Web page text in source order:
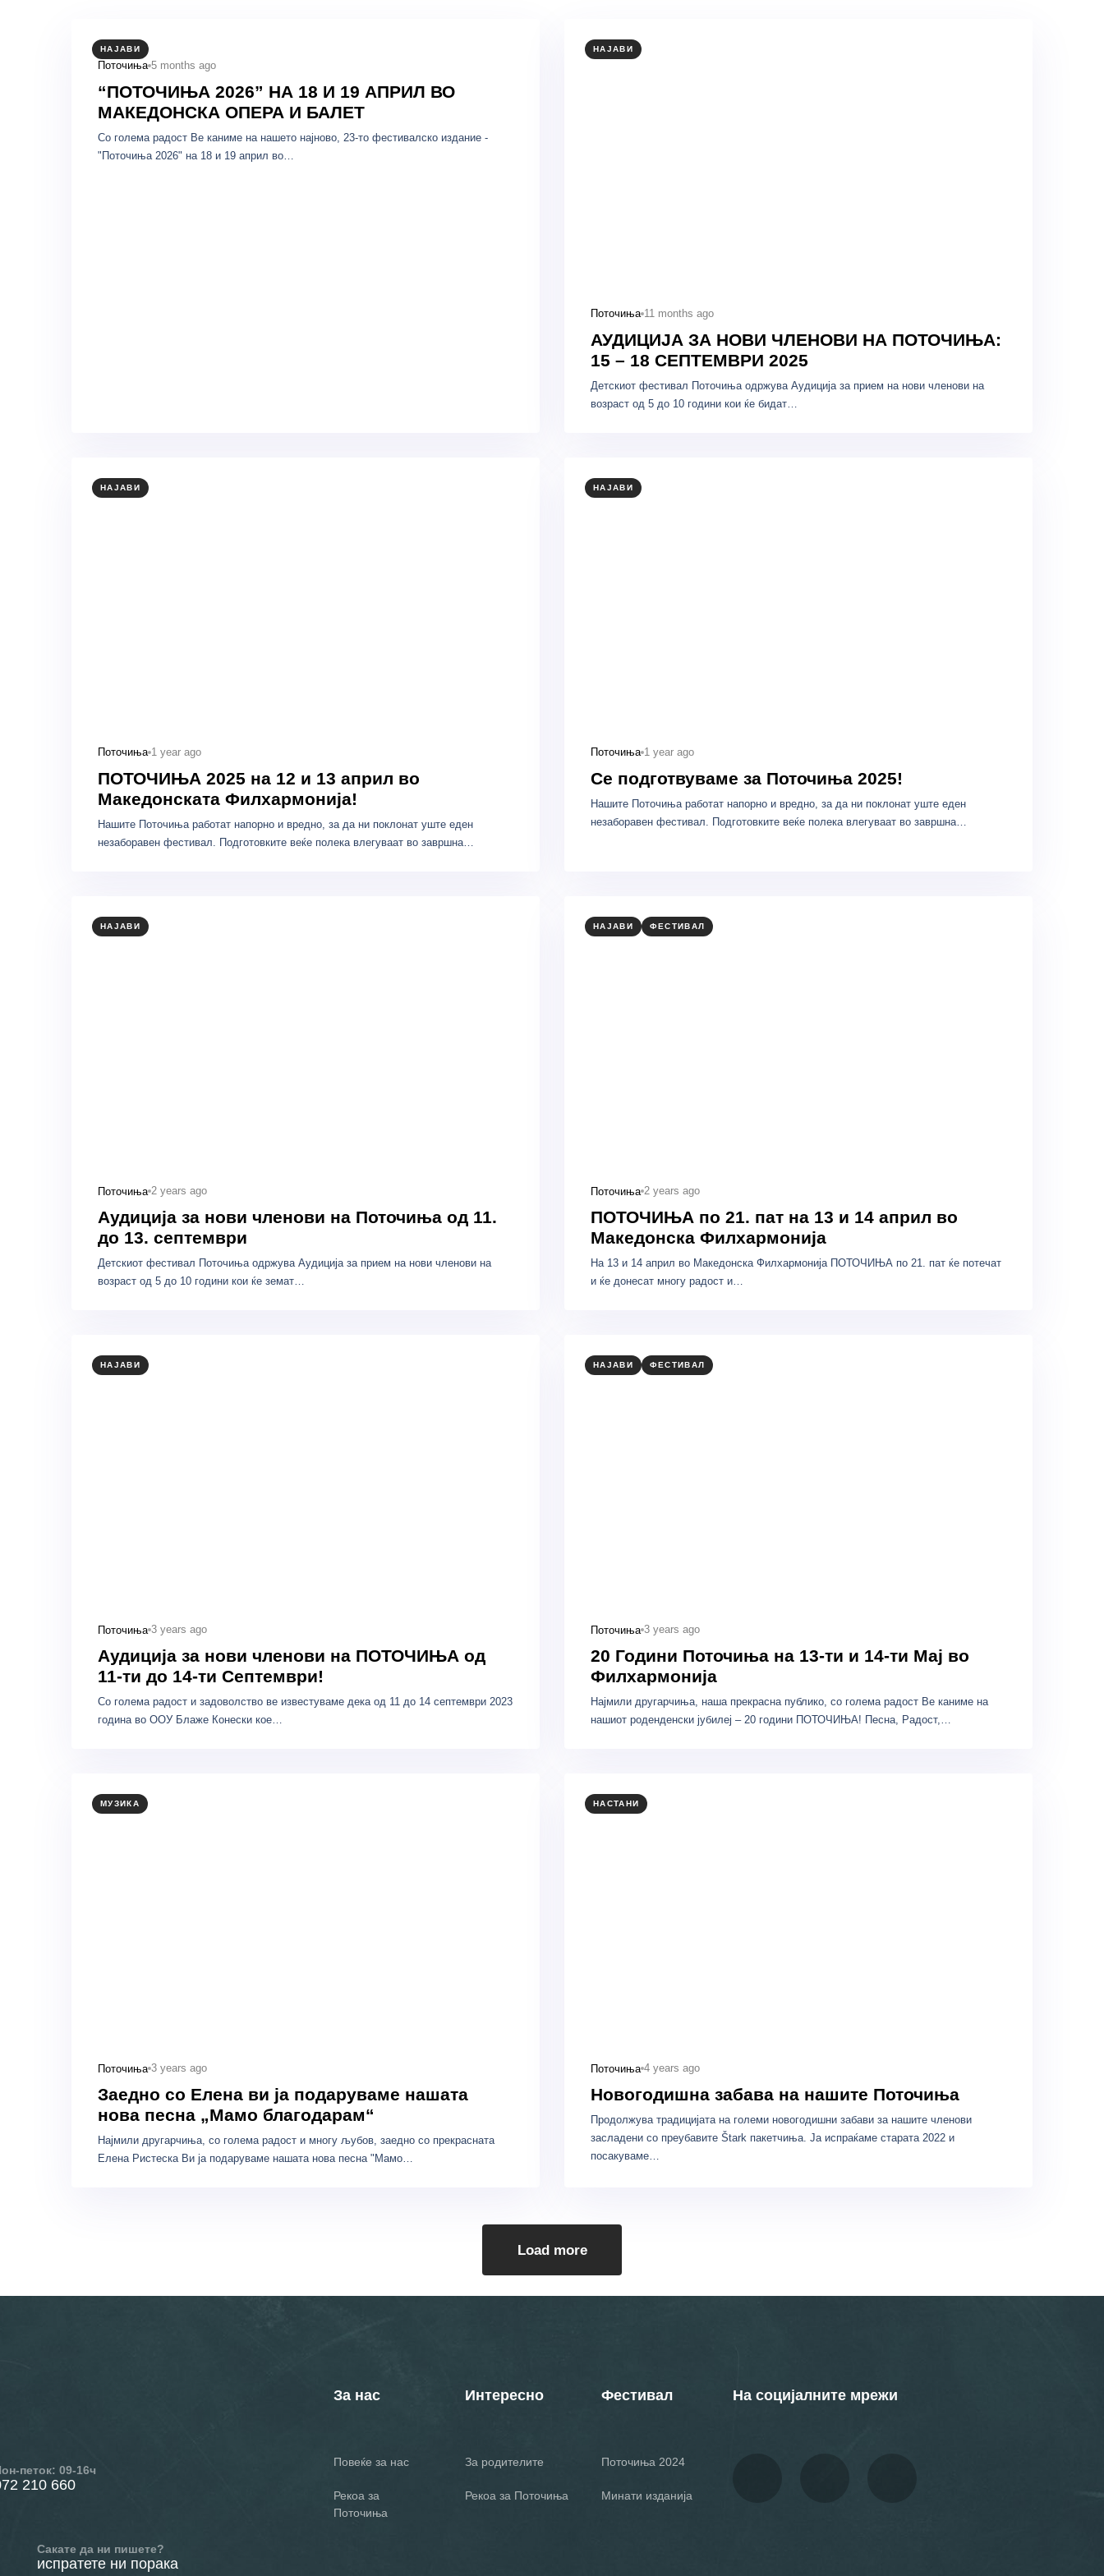
НАЈАВИ
Поточиња 5 months ago
“ПОТОЧИЊА 2026” НА 18 И 19 АПРИЛ ВО
МАКЕДОНСКА ОПЕРА И БАЛЕТ
Со голема радост Ве каниме на нашето најново, 23-то фестивалско издание -
"Поточиња 2026" на 18 и 19 април во…
НАЈАВИ
Поточиња 11 months ago
АУДИЦИЈА ЗА НОВИ ЧЛЕНОВИ НА ПОТОЧИЊА:
15 – 18 СЕПТЕМВРИ 2025
Детскиот фестивал Поточиња одржува Аудиција за прием на нови членови на
возраст од 5 до 10 години кои ќе бидат…
НАЈАВИ
Поточиња 1 year ago
ПОТОЧИЊА 2025 на 12 и 13 април во
Македонската Филхармонија!
Нашите Поточиња работат напорно и вредно, за да ни поклонат уште еден
незаборавен фестивал. Подготовките веќе полека влегуваат во завршна…
НАЈАВИ
Поточиња 1 year ago
Се подготвуваме за Поточиња 2025!
Нашите Поточиња работат напорно и вредно, за да ни поклонат уште еден
незаборавен фестивал. Подготовките веќе полека влегуваат во завршна…
НАЈАВИ
Поточиња 2 years ago
Аудиција за нови членови на Поточиња од 11.
до 13. септември
Детскиот фестивал Поточиња одржува Аудиција за прием на нови членови на
возраст од 5 до 10 години кои ќе земат…
НАЈАВИ ФЕСТИВАЛ
Поточиња 2 years ago
ПОТОЧИЊА по 21. пат на 13 и 14 април во
Македонска Филхармонија
На 13 и 14 април во Македонска Филхармонија ПОТОЧИЊА по 21. пат ќе потечат
и ќе донесат многу радост и…
НАЈАВИ
Поточиња 3 years ago
Аудиција за нови членови на ПОТОЧИЊА од
11-ти до 14-ти Септември!
Со голема радост и задоволство ве известуваме дека од 11 до 14 септември 2023
година во ООУ Блаже Конески кое…
НАЈАВИ ФЕСТИВАЛ
Поточиња 3 years ago
20 Години Поточиња на 13-ти и 14-ти Мај во
Филхармонија
Најмили другарчиња, наша прекрасна публико, со голема радост Ве каниме на
нашиот роденденски јубилеј – 20 години ПОТОЧИЊA! Песна, Радост,…
МУЗИКА
Поточиња 3 years ago
Заедно со Елена ви ја подаруваме нашата
нова песна „Мамо благодарам“
Најмили другарчиња, со голема радост и многу љубов, заедно со прекрасната
Елена Ристеска Ви ја подаруваме нашата нова песна "Мамо…
НАСТАНИ
Поточиња 4 years ago
Новогодишна забава на нашите Поточиња
Продолжува традицијата на големи новогодишни забави за нашите членови
засладени со преубавите Štark пакетчиња. Ја испраќаме старата 2022 и
посакуваме…
Load more
петок: 09-16ч
210 660
Сакате да ни пишете?
испратете ни порака
За нас
Повеќе за нас
Рекоа за
Поточиња
Интересно
За родителите
Рекоа за Поточиња
Фестивал
Поточиња 2024
Минати изданија
На социјалните мрежи